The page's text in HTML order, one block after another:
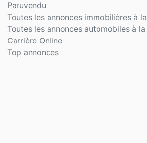
Paruvendu
Toutes les annonces immobilières à
Toutes les annonces automobiles à la
Carrière Online
Top annonces